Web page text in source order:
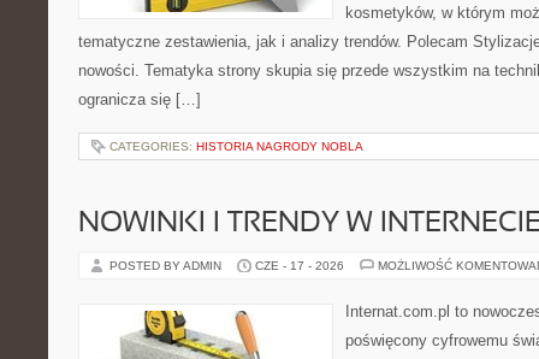
kosmetyków, w którym
tematyczne zestawienia, jak i analizy trendów. Polecam
nowości. Tematyka strony skupia się przede wszystkim na
ogranicza się […]
CATEGORIES: HISTORIA NAGRODY NOBLA
NOWINKI I TRENDY W
POSTED BY ADMIN CZE - 17 - 2026 MOŻLIWOŚĆ
Internat.com.pl to
poświęcony cyfrowemu